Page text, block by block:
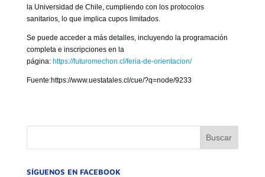
la Universidad de Chile, cumpliendo con los protocolos
sanitarios, lo que implica cupos limitados.
Se puede acceder a más detalles, incluyendo la programación
completa e inscripciones en la
página: https://futuromechon.cl/feria-de-orientacion/
Fuente:https://www.uestatales.cl/cue/?q=node/9233
SÍGUENOS EN FACEBOOK